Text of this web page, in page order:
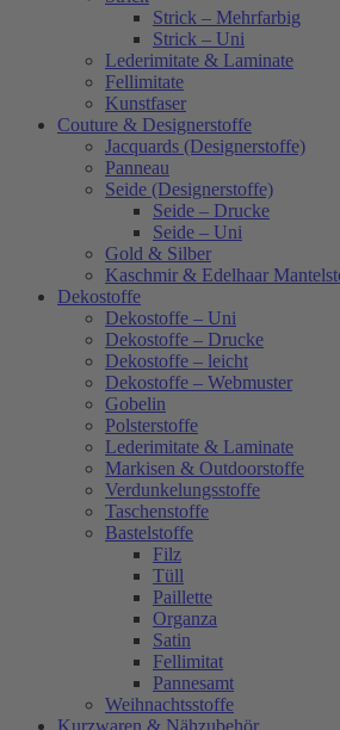
Strick – Mehrfarbig
Strick – Uni
Lederimitate & Laminate
Fellimitate
Kunstfaser
Couture & Designerstoffe
Jacquards (Designerstoffe)
Panneau
Seide (Designerstoffe)
Seide – Drucke
Seide – Uni
Gold & Silber
Kaschmir & Edelhaar
Dekostoffe
Dekostoffe – Uni
Dekostoffe – Drucke
Dekostoffe – leicht
Dekostoffe – Webmuster
Gobelin
Polsterstoffe
Lederimitate & Laminate
Markisen & Outdoorstoffe
Verdunkelungsstoffe
Taschenstoffe
Bastelstoffe
Filz
Tüll
Paillette
Organza
Satin
Fellimitat
Pannesamt
Weihnachtsstoffe
Kurzwaren & Nähzubehör